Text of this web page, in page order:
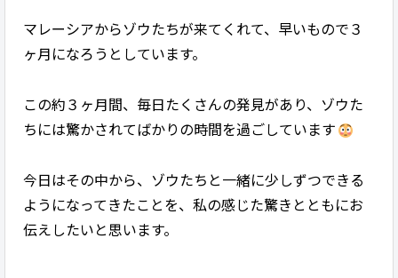
マレーシアからゾウたちが来てくれて、早いもので３
ヶ月になろうとしています。
この約３ヶ月間、毎日たくさんの発見があり、ゾウた
ちには驚かされてばかりの時間を過ごしています
今日はその中から、ゾウたちと一緒に少しずつできる
ようになってきたことを、私の感じた驚きとともにお
伝えしたいと思います。